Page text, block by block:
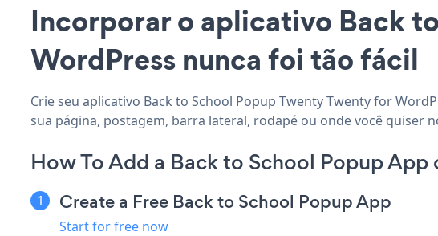
Incorporar o aplicativo Back
WordPress nunca foi tão fácil
Crie seu aplicativo Back to School Popup Twenty Twenty for
sua página, postagem, barra lateral, rodapé ou onde você quiser
How To Add a Back to School Popup
Create a Free Back to School Popup App
Start for free now